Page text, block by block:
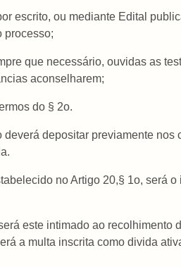
escrito, ou mediante Edital
processo;
que necessário, ouvidas as
aconselharem;
do § 2o.
depositar previamente
no Artigo 20,§ 1o, será
este intimado ao
a multa inscrita como divida